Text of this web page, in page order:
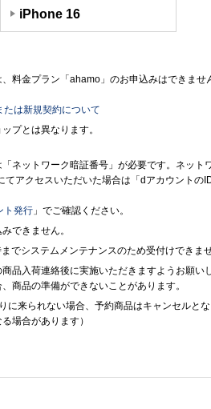
iPhone 16
料金プラン「ahamo」のお申込みはできませ
は新規契約について
プとは異なります。
ネットワーク暗証番号」が必要です。ネット
アクセスいただいた場合は「dアカウント
ト発行 」でご確認ください。
できません。
でシステムメンテナンスのため受付けできま
品入荷連絡後に実施いただきますようお願い
商品の準備ができないことがあります。
来られない場合、予約商品はキャンセルとな
場合があります）